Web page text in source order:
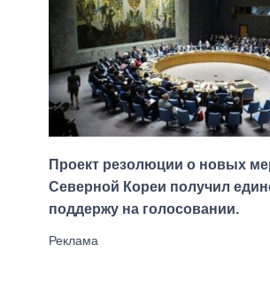
Проект резолюции о новых
Северной Кореи получил
поддержу на голосовании.